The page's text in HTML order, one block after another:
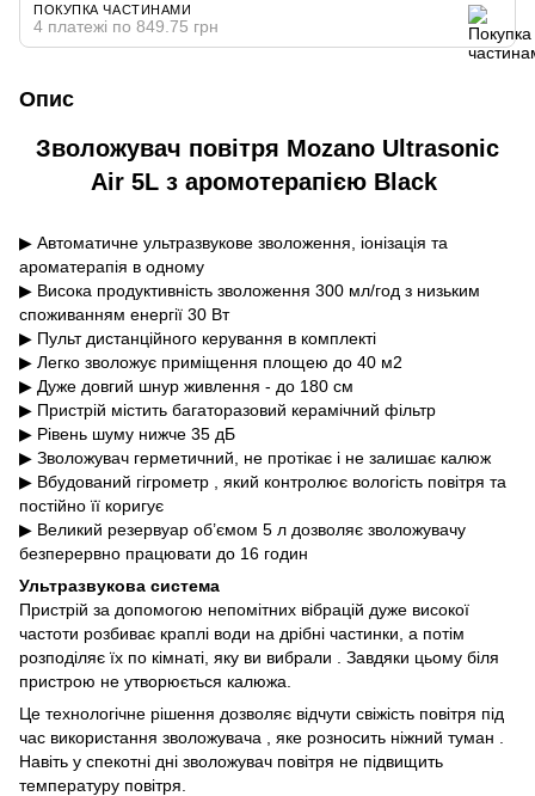
ПОКУПКА ЧАСТИНАМИ
4 платежі по 849.75 грн
Опис
Зволожувач повітря Mozano Ultrasonic
Air 5L з аромотерапією Black
▶ Автоматичне ультразвукове зволоження, іонізація та
ароматерапія в одному
▶ Висока продуктивність зволоження 300 мл/год з низьким
споживанням енергії 30 Вт
▶ Пульт дистанційного керування в комплекті
▶ Легко зволожує приміщення площею до 40 м2
▶ Дуже довгий шнур живлення - до 180 см
▶ Пристрій містить багаторазовий керамічний фільтр
▶ Рівень шуму нижче 35 дБ
▶ Зволожувач герметичний, не протікає і не залишає калюж
▶ Вбудований гігрометр , який контролює вологість повітря та
постійно її коригує
▶ Великий резервуар об’ємом 5 л дозволяє зволожувачу
безперервно працювати до 16 годин
Ультразвукова система
Пристрій за допомогою непомітних вібрацій дуже високої
частоти розбиває краплі води на дрібні частинки, а потім
розподіляє їх по кімнаті, яку ви вибрали . Завдяки цьому біля
пристрою не утворюється калюжа.
Це технологічне рішення дозволяє відчути свіжість повітря під
час використання зволожувача , яке розносить ніжний туман .
Навіть у спекотні дні зволожувач повітря не підвищить
температуру повітря.